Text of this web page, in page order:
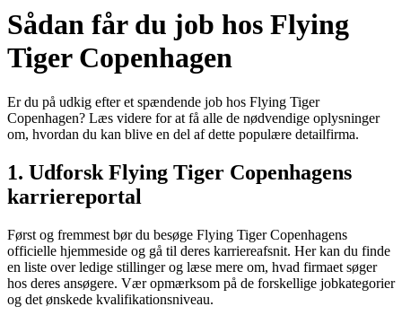
Sådan får du job hos Flying
Tiger Copenhagen
Er du på udkig efter et spændende job hos Flying Tiger
Copenhagen? Læs videre for at få alle de nødvendige oplysninger
om, hvordan du kan blive en del af dette populære detailfirma.
1. Udforsk Flying Tiger Copenhagens
karriereportal
Først og fremmest bør du besøge Flying Tiger Copenhagens
officielle hjemmeside og gå til deres karriereafsnit. Her kan du finde
en liste over ledige stillinger og læse mere om, hvad firmaet søger
hos deres ansøgere. Vær opmærksom på de forskellige jobkategorier
og det ønskede kvalifikationsniveau.